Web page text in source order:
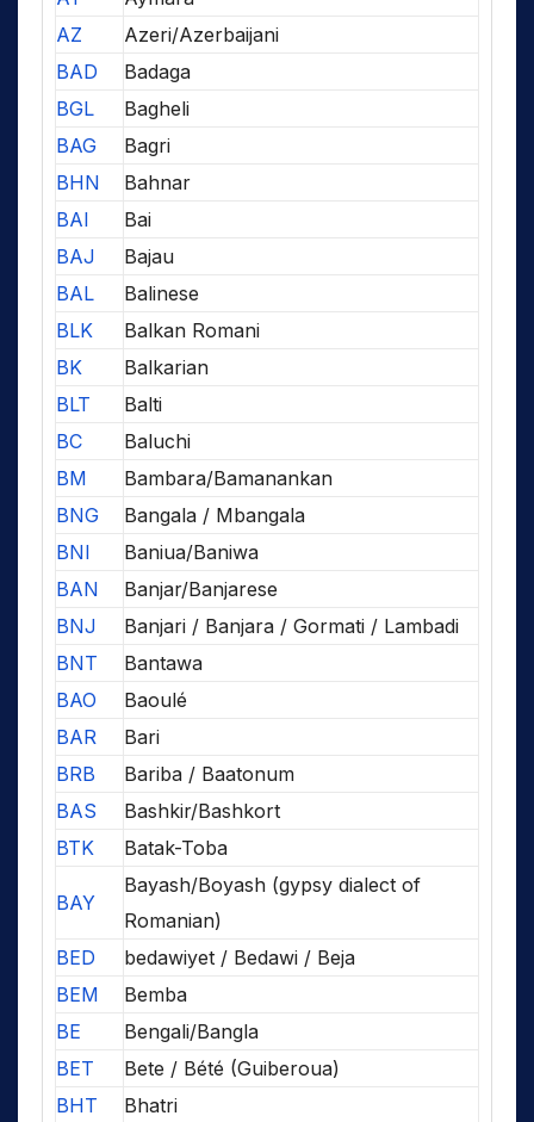
AZ
Azeri/Azerbaijani
BAD
Badaga
BGL
Bagheli
BAG
Bagri
BHN
Bahnar
BAI
Bai
BAJ
Bajau
BAL
Balinese
BLK
Balkan Romani
BK
Balkarian
BLT
Balti
BC
Baluchi
BM
Bambara/Bamanankan
BNG
Bangala / Mbangala
BNI
Baniua/Baniwa
BAN
Banjar/Banjarese
BNJ
Banjari / Banjara / Gormati / Lambadi
BNT
Bantawa
BAO
Baoulé
BAR
Bari
BRB
Bariba / Baatonum
BAS
Bashkir/Bashkort
BTK
Batak-Toba
BAY
Bayash/Boyash (gypsy dialect of
Romanian)
BED
bedawiyet / Bedawi / Beja
BEM
Bemba
BE
Bengali/Bangla
BET
Bete / Bété (Guiberoua)
BHT
Bhatri